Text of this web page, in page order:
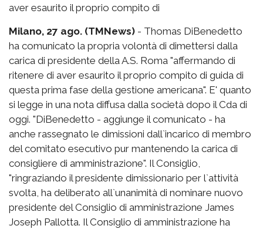
aver esaurito il proprio compito di
Milano, 27 ago. (TMNews) - Thomas DiBenedetto
ha comunicato la propria volontà di dimettersi dalla
carica di presidente della A.S. Roma "affermando di
ritenere di aver esaurito il proprio compito di guida di
questa prima fase della gestione americana". E' quanto
si legge in una nota diffusa dalla società dopo il Cda di
oggi. "DiBenedetto - aggiunge il comunicato - ha
anche rassegnato le dimissioni dall`incarico di membro
del comitato esecutivo pur mantenendo la carica di
consigliere di amministrazione". Il Consiglio,
"ringraziando il presidente dimissionario per l`attività
svolta, ha deliberato all`unanimità di nominare nuovo
presidente del Consiglio di amministrazione James
Joseph Pallotta. Il Consiglio di amministrazione ha